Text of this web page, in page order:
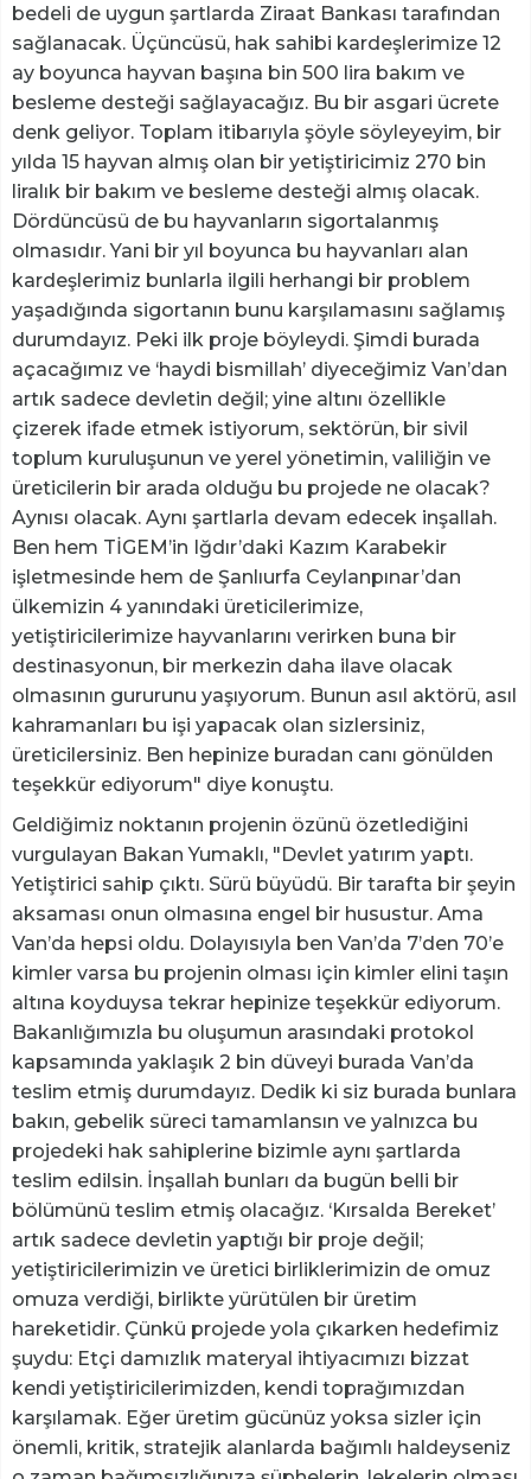
bedeli de uygun şartlarda Ziraat Bankası tarafından
sağlanacak. Üçüncüsü, hak sahibi kardeşlerimize 12
ay boyunca hayvan başına bin 500 lira bakım ve
besleme desteği sağlayacağız. Bu bir asgari ücrete
denk geliyor. Toplam itibarıyla şöyle söyleyeyim, bir
yılda 15 hayvan almış olan bir yetiştiricimiz 270 bin
liralık bir bakım ve besleme desteği almış olacak.
Dördüncüsü de bu hayvanların sigortalanmış
olmasıdır. Yani bir yıl boyunca bu hayvanları alan
kardeşlerimiz bunlarla ilgili herhangi bir problem
yaşadığında sigortanın bunu karşılamasını sağlamış
durumdayız. Peki ilk proje böyleydi. Şimdi burada
açacağımız ve ‘haydi bismillah’ diyeceğimiz Van’dan
artık sadece devletin değil; yine altını özellikle
çizerek ifade etmek istiyorum, sektörün, bir sivil
toplum kuruluşunun ve yerel yönetimin, valiliğin ve
üreticilerin bir arada olduğu bu projede ne olacak?
Aynısı olacak. Aynı şartlarla devam edecek inşallah.
Ben hem TİGEM’in Iğdır’daki Kazım Karabekir
işletmesinde hem de Şanlıurfa Ceylanpınar’dan
ülkemizin 4 yanındaki üreticilerimize,
yetiştiricilerimize hayvanlarını verirken buna bir
destinasyonun, bir merkezin daha ilave olacak
olmasının gururunu yaşıyorum. Bunun asıl aktörü, asıl
kahramanları bu işi yapacak olan sizlersiniz,
üreticilersiniz. Ben hepinize buradan canı gönülden
teşekkür ediyorum" diye konuştu.
Geldiğimiz noktanın projenin özünü özetlediğini
vurgulayan Bakan Yumaklı, "Devlet yatırım yaptı.
Yetiştirici sahip çıktı. Sürü büyüdü. Bir tarafta bir şeyin
aksaması onun olmasına engel bir husustur. Ama
Van’da hepsi oldu. Dolayısıyla ben Van’da 7’den 70’e
kimler varsa bu projenin olması için kimler elini taşın
altına koyduysa tekrar hepinize teşekkür ediyorum.
Bakanlığımızla bu oluşumun arasındaki protokol
kapsamında yaklaşık 2 bin düveyi burada Van’da
teslim etmiş durumdayız. Dedik ki siz burada bunlara
bakın, gebelik süreci tamamlansın ve yalnızca bu
projedeki hak sahiplerine bizimle aynı şartlarda
teslim edilsin. İnşallah bunları da bugün belli bir
bölümünü teslim etmiş olacağız. ‘Kırsalda Bereket’
artık sadece devletin yaptığı bir proje değil;
yetiştiricilerimizin ve üretici birliklerimizin de omuz
omuza verdiği, birlikte yürütülen bir üretim
hareketidir. Çünkü projede yola çıkarken hedefimiz
şuydu: Etçi damızlık materyal ihtiyacımızı bizzat
kendi yetiştiricilerimizden, kendi toprağımızdan
karşılamak. Eğer üretim gücünüz yoksa sizler için
önemli, kritik, stratejik alanlarda bağımlı haldeyseniz